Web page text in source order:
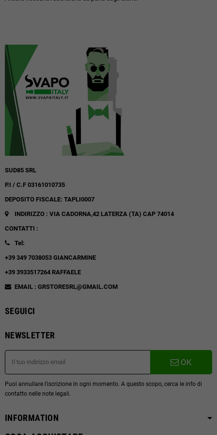
SUD85 SRL
P.I / C.F 03161010735
DEPOSITO FISCALE: TAPLI0007
INDIRIZZO : VIA CADORNA,42 LATERZA (TA) CAP 74014
CONTATTI :
Tel:
+39 349 7038053 GIANCARMINE
+39 3933517264 RAFFAELE
EMAIL : GRSTORESRL@GMAIL.COM
SEGUICI
NEWSLETTER
OK
Puoi annullare l'iscrizione in ogni momento. A questo scopo, cerca le info di
contatto nelle note legali.
INFORMATION